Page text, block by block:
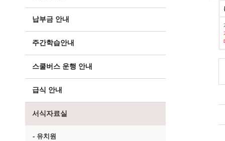
납부금 안내
주간학습안내
스쿨버스 운행 안내
급식 안내
서식자료실
- 유치원